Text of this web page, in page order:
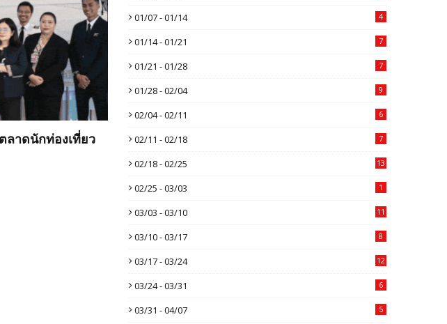
ลาดนักท่องเที่ยว
01/07 - 01/14 4
01/14 - 01/21 7
01/21 - 01/28 7
01/28 - 02/04 9
02/04 - 02/11 6
02/11 - 02/18 7
02/18 - 02/25 13
02/25 - 03/03 1
03/03 - 03/10 11
03/10 - 03/17 8
03/17 - 03/24 12
03/24 - 03/31 6
03/31 - 04/07 5